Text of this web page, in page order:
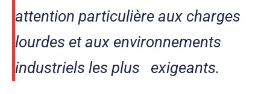
attention particulière aux charges
lourdes et aux environnements
industriels les plus exigeants.